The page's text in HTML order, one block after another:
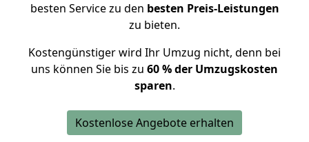
besten Service zu den besten Preis-Leistungen
zu bieten.
Kostengünstiger wird Ihr Umzug nicht, denn bei
uns können Sie bis zu 60 % der Umzugskosten
sparen.
Kostenlose Angebote erhalten